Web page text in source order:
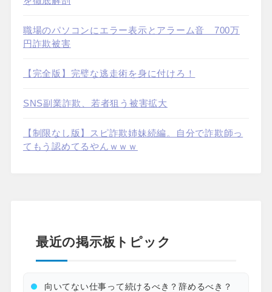
職場のパソコンにエラー表示とアラーム音 700万
円詐欺被害
【完全版】完璧な逃走術を身に付けろ！
SNS副業詐欺、若者狙う被害拡大
【制限なし版】スピ詐欺姉妹続編。自分で詐欺師っ
てもう認めてるやんｗｗｗ
最近の掲示板トピック
向いてない仕事って続けるべき？辞めるべき？